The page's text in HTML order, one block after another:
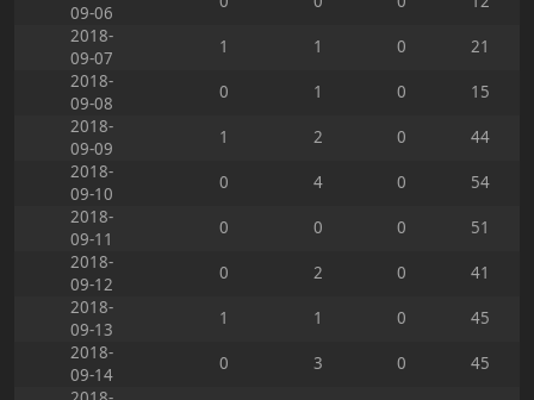
09-06
2018-
09-07
1 1 0
21
2018-
09-08
0 1 0
15
2018-
09-09
1 2 0
44
2018-
09-10
0 4 0
54
2018-
09-11
0 0 0
51
2018-
09-12
0 2 0
41
2018-
09-13
1 1 0
45
2018-
09-14
0 3 0
45